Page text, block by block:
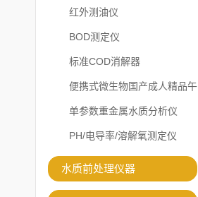
红外测油仪
BOD测定仪
标准COD消解器
便携式微生物国产成人精品午
夜福利APP
单参数重金属水质分析仪
PH/电导率/溶解氧测定仪
水质前处理仪器